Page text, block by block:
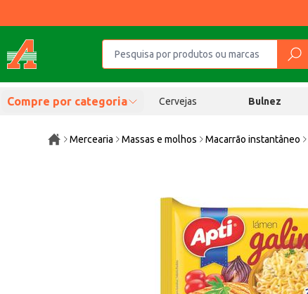
Compre por categoria Cervejas Bulnez
Mercearia Massas e molhos Macarrão instantâneo